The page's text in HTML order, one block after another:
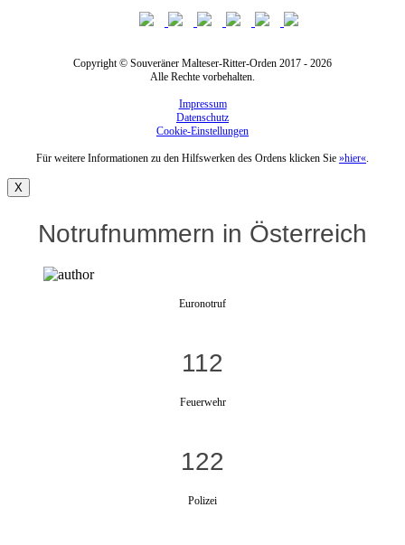
Copyright © Souveräner Malteser-Ritter-Orden 2017 - 2026
Alle Rechte vorbehalten.
Impressum
Datenschutz
Cookie-Einstellungen
Für weitere Informationen zu den Hilfswerken des Ordens klicken Sie »hier«.
X
Notrufnummern in Österreich
Euronotruf
112
Feuerwehr
122
Polizei